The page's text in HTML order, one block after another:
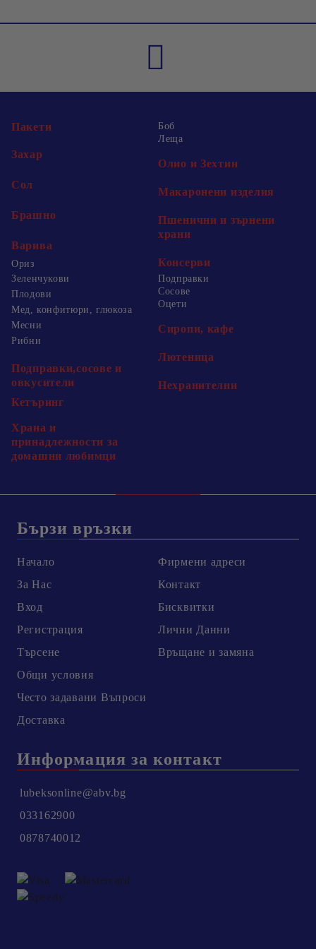
Пакети
Захар
Сол
Брашно
Варива
Ориз
Боб
Леща
Олио и Зехтин
Макаронени изделия
Пшенични и зърнени
храни
Консерви
Зеленчукови
Плодови
Мед, конфитюри, глюкоза
Месни
Рибни
Подправки,сосове и
овкусители
Подправки
Сосове
Оцети
Сиропи, кафе
Лютеница
Нехранителни
Кетъринг
Храна и
принадлежности за
домашни любимци
Бързи връзки
Начало
За Нас
Вход
Регистрация
Търсене
Общи условия
Честo задавани Въпроси
Доставка
Фирмени адреси
Контакт
Бисквитки
Лични Данни
Връщане и замяна
Информация за контакт
lubeksonline@abv.bg
033162900
0878740012